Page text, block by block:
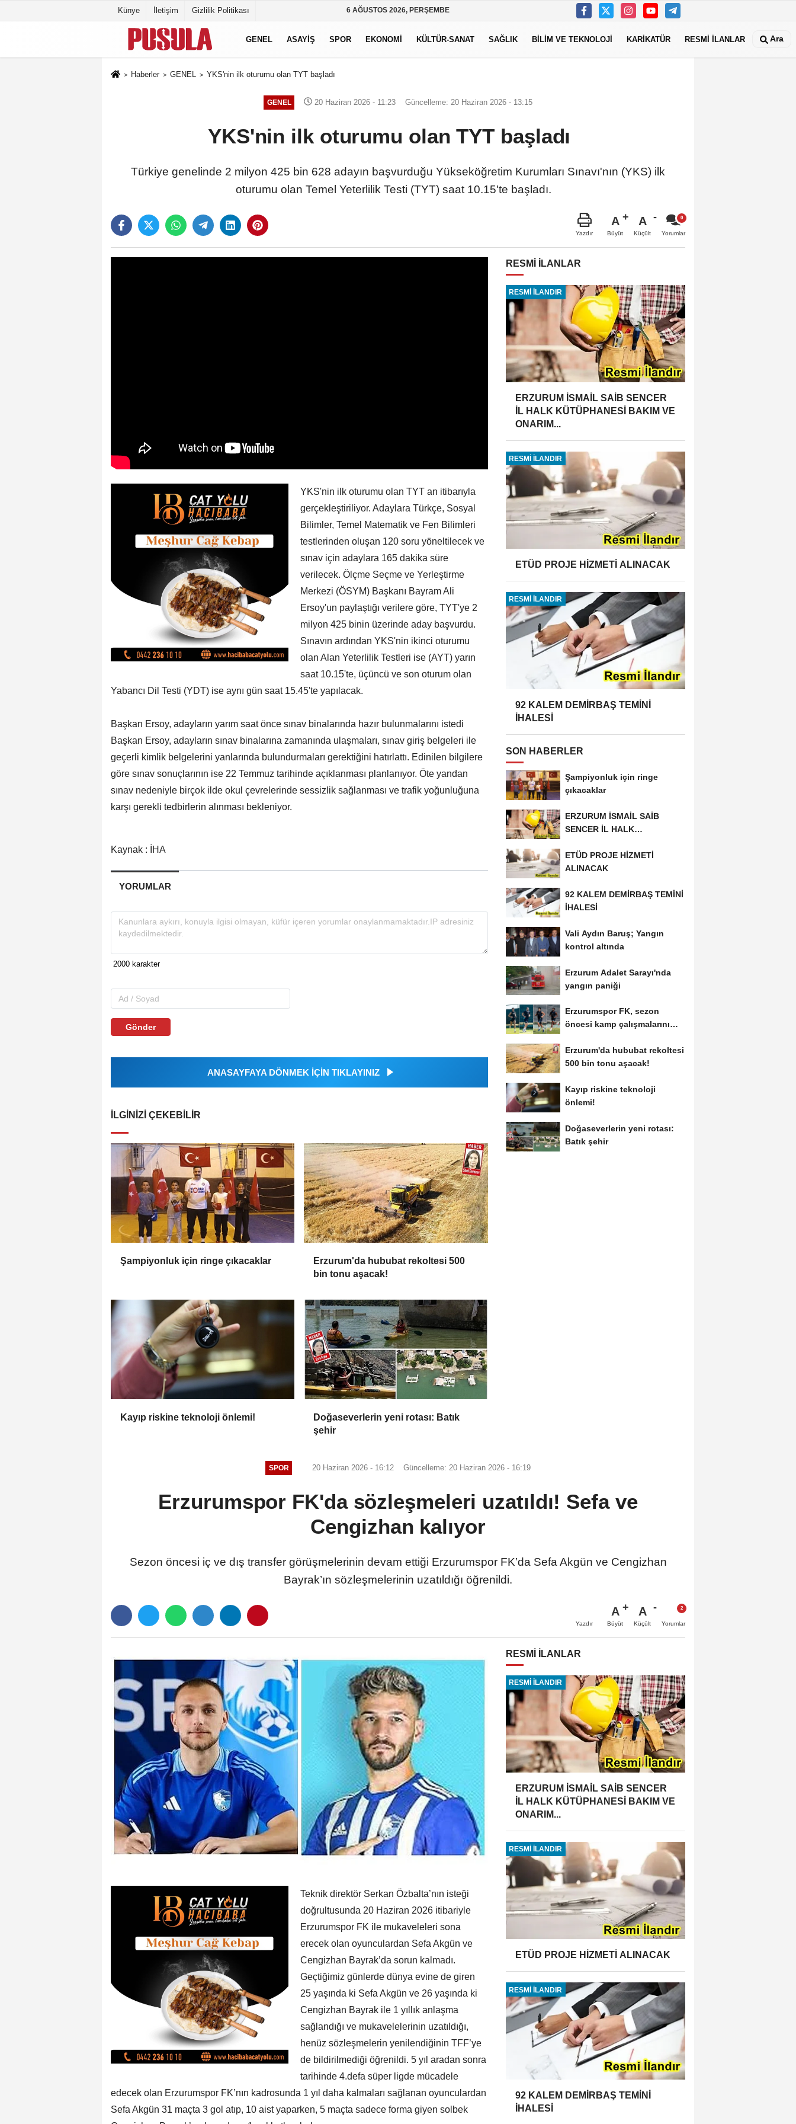
Künye İletişim Gizlilik Politikası 6 AĞUSTOS 2026, PERŞEMBE
GENEL ASAYİŞ SPOR EKONOMİ KÜLTÜR-SANAT SAĞLIK BİLİM VE TEKNOLOJİ KARİKATÜR RESMİ İLANLAR Ara
Haberler GENEL YKS'nin ilk oturumu olan TYT başladı
GENEL 20 Haziran 2026 - 11:23 Güncelleme: 20 Haziran 2026 - 13:15
YKS'nin ilk oturumu olan TYT başladı
Türkiye genelinde 2 milyon 425 bin 628 adayın başvurduğu Yükseköğretim Kurumları Sınavı'nın (YKS) ilk
oturumu olan Temel Yeterlilik Testi (TYT) saat 10.15'te başladı.
Yazdır
A
Büyüt
A
Küçült Yorumlar
YKS'nin ilk oturumu olan TYT an itibarıyla
gerçekleştiriliyor. Adaylara Türkçe, Sosyal
Bilimler, Temel Matematik ve Fen Bilimleri
testlerinden oluşan 120 soru yöneltilecek ve
sınav için adaylara 165 dakika süre
verilecek. Ölçme Seçme ve Yerleştirme
Merkezi (ÖSYM) Başkanı Bayram Ali
Ersoy'un paylaştığı verilere göre, TYT'ye 2
milyon 425 binin üzerinde aday başvurdu.
Sınavın ardından YKS'nin ikinci oturumu
olan Alan Yeterlilik Testleri ise (AYT) yarın
saat 10.15'te, üçüncü ve son oturum olan
Yabancı Dil Testi (YDT) ise aynı gün saat 15.45'te yapılacak.
Başkan Ersoy, adayların yarım saat önce sınav binalarında hazır bulunmalarını istedi
Başkan Ersoy, adayların sınav binalarına zamanında ulaşmaları, sınav giriş belgeleri ile
geçerli kimlik belgelerini yanlarında bulundurmaları gerektiğini hatırlattı. Edinilen bilgilere
göre sınav sonuçlarının ise 22 Temmuz tarihinde açıklanması planlanıyor. Öte yandan
sınav nedeniyle birçok ilde okul çevrelerinde sessizlik sağlanması ve trafik yoğunluğuna
karşı gerekli tedbirlerin alınması bekleniyor.
Kaynak : İHA
YORUMLAR
Gönder
ANASAYFAYA DÖNMEK İÇİN TIKLAYINIZ
İLGINIZI ÇEKEBILIR
Şampiyonluk için ringe çıkacaklar
Erzurum'da hububat rekoltesi 500
bin tonu aşacak!
Kayıp riskine teknoloji önlemi!
Doğaseverlerin yeni rotası: Batık
şehir
RESMİ İLANLAR
RESMİ İLANDIR
ERZURUM İSMAİL SAİB SENCER
İL HALK KÜTÜPHANESİ BAKIM VE
ONARIM...
RESMİ İLANDIR
ETÜD PROJE HİZMETİ ALINACAK
RESMİ İLANDIR
92 KALEM DEMİRBAŞ TEMİNİ
İHALESİ
SON HABERLER
Şampiyonluk için ringe
çıkacaklar
ERZURUM İSMAİL SAİB
SENCER İL HALK
ONARIM...
ETÜD PROJE HİZMETİ
ALINACAK
92 KALEM DEMİRBAŞ TEMİNİ
İHALESİ
Vali Aydın Baruş; Yangın
kontrol altında
Erzurum Adalet Sarayı'nda
yangın paniği
Erzurumspor FK, sezon
öncesi kamp çalışmalarını
Erzurum'da hububat rekoltesi
500 bin tonu aşacak!
Kayıp riskine teknoloji
önlemi!
Doğaseverlerin yeni rotası:
Batık şehir
SPOR 20 Haziran 2026 - 16:12 Güncelleme: 20 Haziran 2026 - 16:19
Erzurumspor FK'da sözleşmeleri uzatıldı! Sefa ve
Cengizhan kalıyor
Sezon öncesi iç ve dış transfer görüşmelerinin devam ettiği Erzurumspor FK’da Sefa Akgün ve Cengizhan
Bayrak’ın sözleşmelerinin uzatıldığı öğrenildi.
Yazdır
A
Büyüt
A
Küçült Yorumlar
Teknik direktör Serkan Özbalta’nın isteği
doğrultusunda 20 Haziran 2026 itibariyle
Erzurumspor FK ile mukaveleleri sona
erecek olan oyunculardan Sefa Akgün ve
Cengizhan Bayrak’da sorun kalmadı.
Geçtiğimiz günlerde dünya evine de giren
25 yaşında ki Sefa Akgün ve 26 yaşında ki
Cengizhan Bayrak ile 1 yıllık anlaşma
sağlandığı ve mukavelelerinin uzatıldığı,
henüz sözleşmelerin yenilendiğinin TFF’ye
de bildirilmediği öğrenildi. 5 yıl aradan sonra
tarihinde 4.defa süper ligde mücadele
edecek olan Erzurumspor FK’nın kadrosunda 1 yıl daha kalmaları sağlanan oyunculardan
Sefa Akgün 31 maçta 3 gol atıp, 10 aist yaparken, 5 maçta sadece forma giyen solbek
RESMİ İLANLAR
RESMİ İLANDIR
ERZURUM İSMAİL SAİB SENCER
İL HALK KÜTÜPHANESİ BAKIM VE
ONARIM...
RESMİ İLANDIR
ETÜD PROJE HİZMETİ ALINACAK
RESMİ İLANDIR
92 KALEM DEMİRBAŞ TEMİNİ
İHALESİ